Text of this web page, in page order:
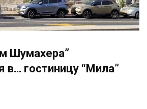
Шумахера”
в… гостиницу “Мила”